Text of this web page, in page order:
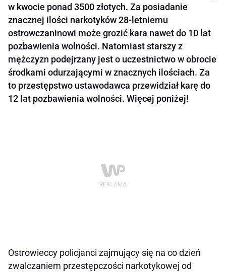
w kwocie ponad 3500 złotych. Za posiadanie
znacznej ilości narkotyków 28-letniemu
ostrowczaninowi może grozić kara nawet do 10 lat
pozbawienia wolności. Natomiast starszy z
mężczyzn podejrzany jest o uczestnictwo w obrocie
środkami odurzającymi w znacznych ilościach. Za
to przestępstwo ustawodawca przewidział karę do
12 lat pozbawienia wolności. Więcej poniżej!
Ostrowieccy policjanci zajmujący się na co dzień
zwalczaniem przestępczości narkotykowej od